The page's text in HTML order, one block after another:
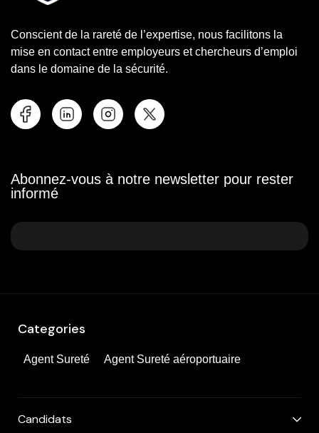
Conscient de la rareté de l’expertise, nous facilitons la
mise en contact entre employeurs et chercheurs d’emploi
dans le domaine de la sécurité.
Abonnez-vous à notre newsletter pour rester
informé
Categories
Agent Sureté Agent Sureté aéroportuaire
Candidats